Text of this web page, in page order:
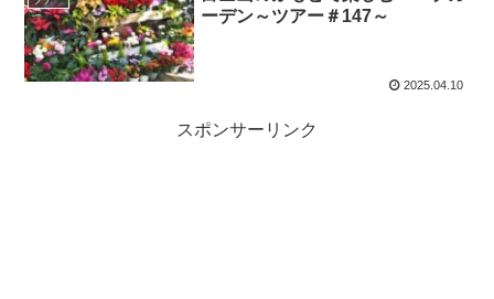
ーデン～ツアー＃147～
2025.04.10
スポンサーリンク